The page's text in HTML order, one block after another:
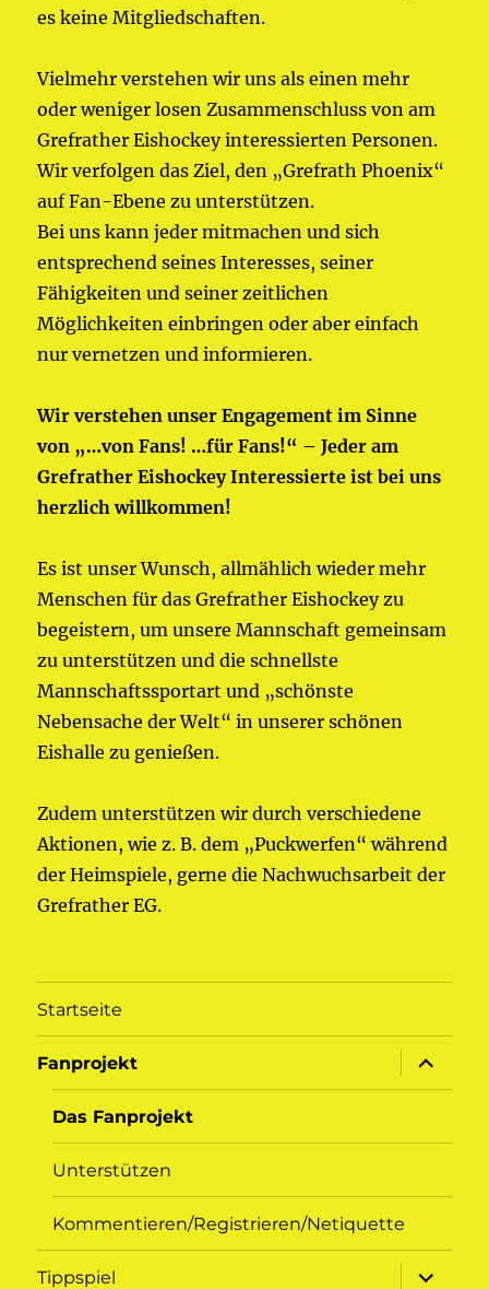
es keine Mitgliedschaften.
Vielmehr verstehen wir uns als einen mehr
oder weniger losen Zusammenschluss von am
Grefrather Eishockey interessierten Personen.
Wir verfolgen das Ziel, den „Grefrath Phoenix“
auf Fan-Ebene zu unterstützen.
Bei uns kann jeder mitmachen und sich
entsprechend seines Interesses, seiner
Fähigkeiten und seiner zeitlichen
Möglichkeiten einbringen oder aber einfach
nur vernetzen und informieren.
Wir verstehen unser Engagement im Sinne
von „…von Fans! …für Fans!“ –Jeder am
Grefrather Eishockey Interessierte ist bei uns
herzlich willkommen!
Es ist unser Wunsch, allmählich wieder mehr
Menschen für das Grefrather Eishockey zu
begeistern, um unsere Mannschaft gemeinsam
zu unterstützen und die schnellste
Mannschaftssportart und „schönste
Nebensache der Welt“ in unserer schönen
Eishalle zu genießen.
Zudem unterstützen wir durch verschiedene
Aktionen, wie z. B. dem „Puckwerfen“ während
der Heimspiele, gerne die Nachwuchsarbeit der
Grefrather EG.
Startseite
Fanprojekt
öffnen
Das Fanprojekt
Unterstützen
Kommentieren/Registrieren/Netiquette
Tippspiel